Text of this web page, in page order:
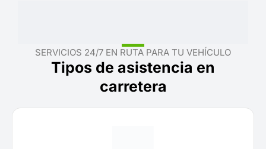
SERVICIOS 24/7 EN RUTA PARA TU VEHÍCULO
Tipos de asistencia en
carretera